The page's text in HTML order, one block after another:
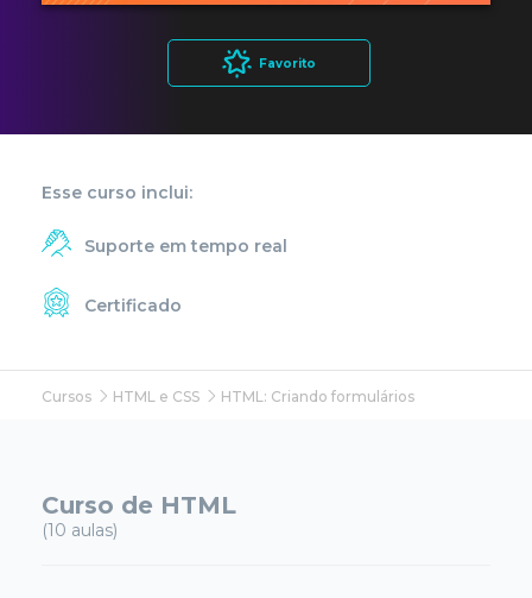
Favorito
Esse curso inclui:
Suporte em tempo real
Certificado
Cursos HTML e CSS HTML: Criando formulários
Curso de HTML
(10 aulas)